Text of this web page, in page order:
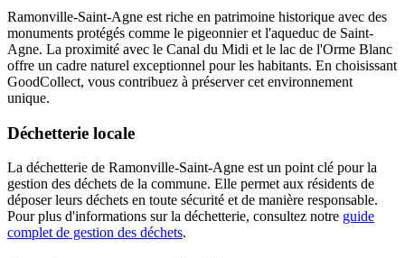
Ramonville-Saint-Agne est riche en patrimoine historique avec des
monuments protégés comme le pigeonnier et l'aqueduc de Saint-
Agne. La proximité avec le Canal du Midi et le lac de l'Orme Blanc
offre un cadre naturel exceptionnel pour les habitants. En choisissant
GoodCollect, vous contribuez à préserver cet environnement
unique.
Déchetterie locale
La déchetterie de Ramonville-Saint-Agne est un point clé pour la
gestion des déchets de la commune. Elle permet aux résidents de
déposer leurs déchets en toute sécurité et de manière responsable.
Pour plus d'informations sur la déchetterie, consultez notre guide
complet de gestion des déchets.